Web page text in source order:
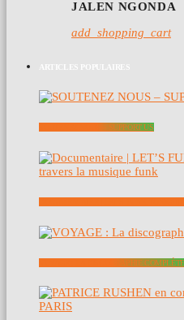
JALEN NGONDA
add_shopping_cart
ARTICLES POPULAIRES
SOUTENEZ NOUS – SUPPORT US
DOCUMENTAIRE | LET’S FUNK
VOYAGE : LA DISCOGRAPHIE COMPLÈTE